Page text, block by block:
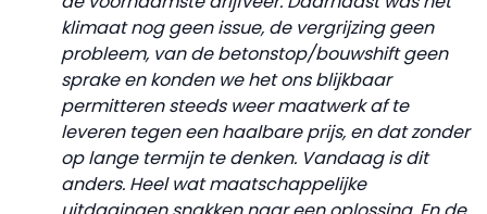
klimaat nog geen issue, de vergrijzing geen
probleem, van de betonstop/bouwshift geen
sprake en konden we het ons blijkbaar
permitteren steeds weer maatwerk af te
leveren tegen een haalbare prijs, en dat zonder
op lange termijn te denken. Vandaag is dit
anders. Heel wat maatschappelijke